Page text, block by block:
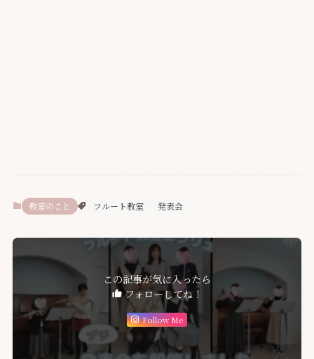
教室のこと フルート教室 発表会
この記事が気に入ったら
フォローしてね！
Follow Me